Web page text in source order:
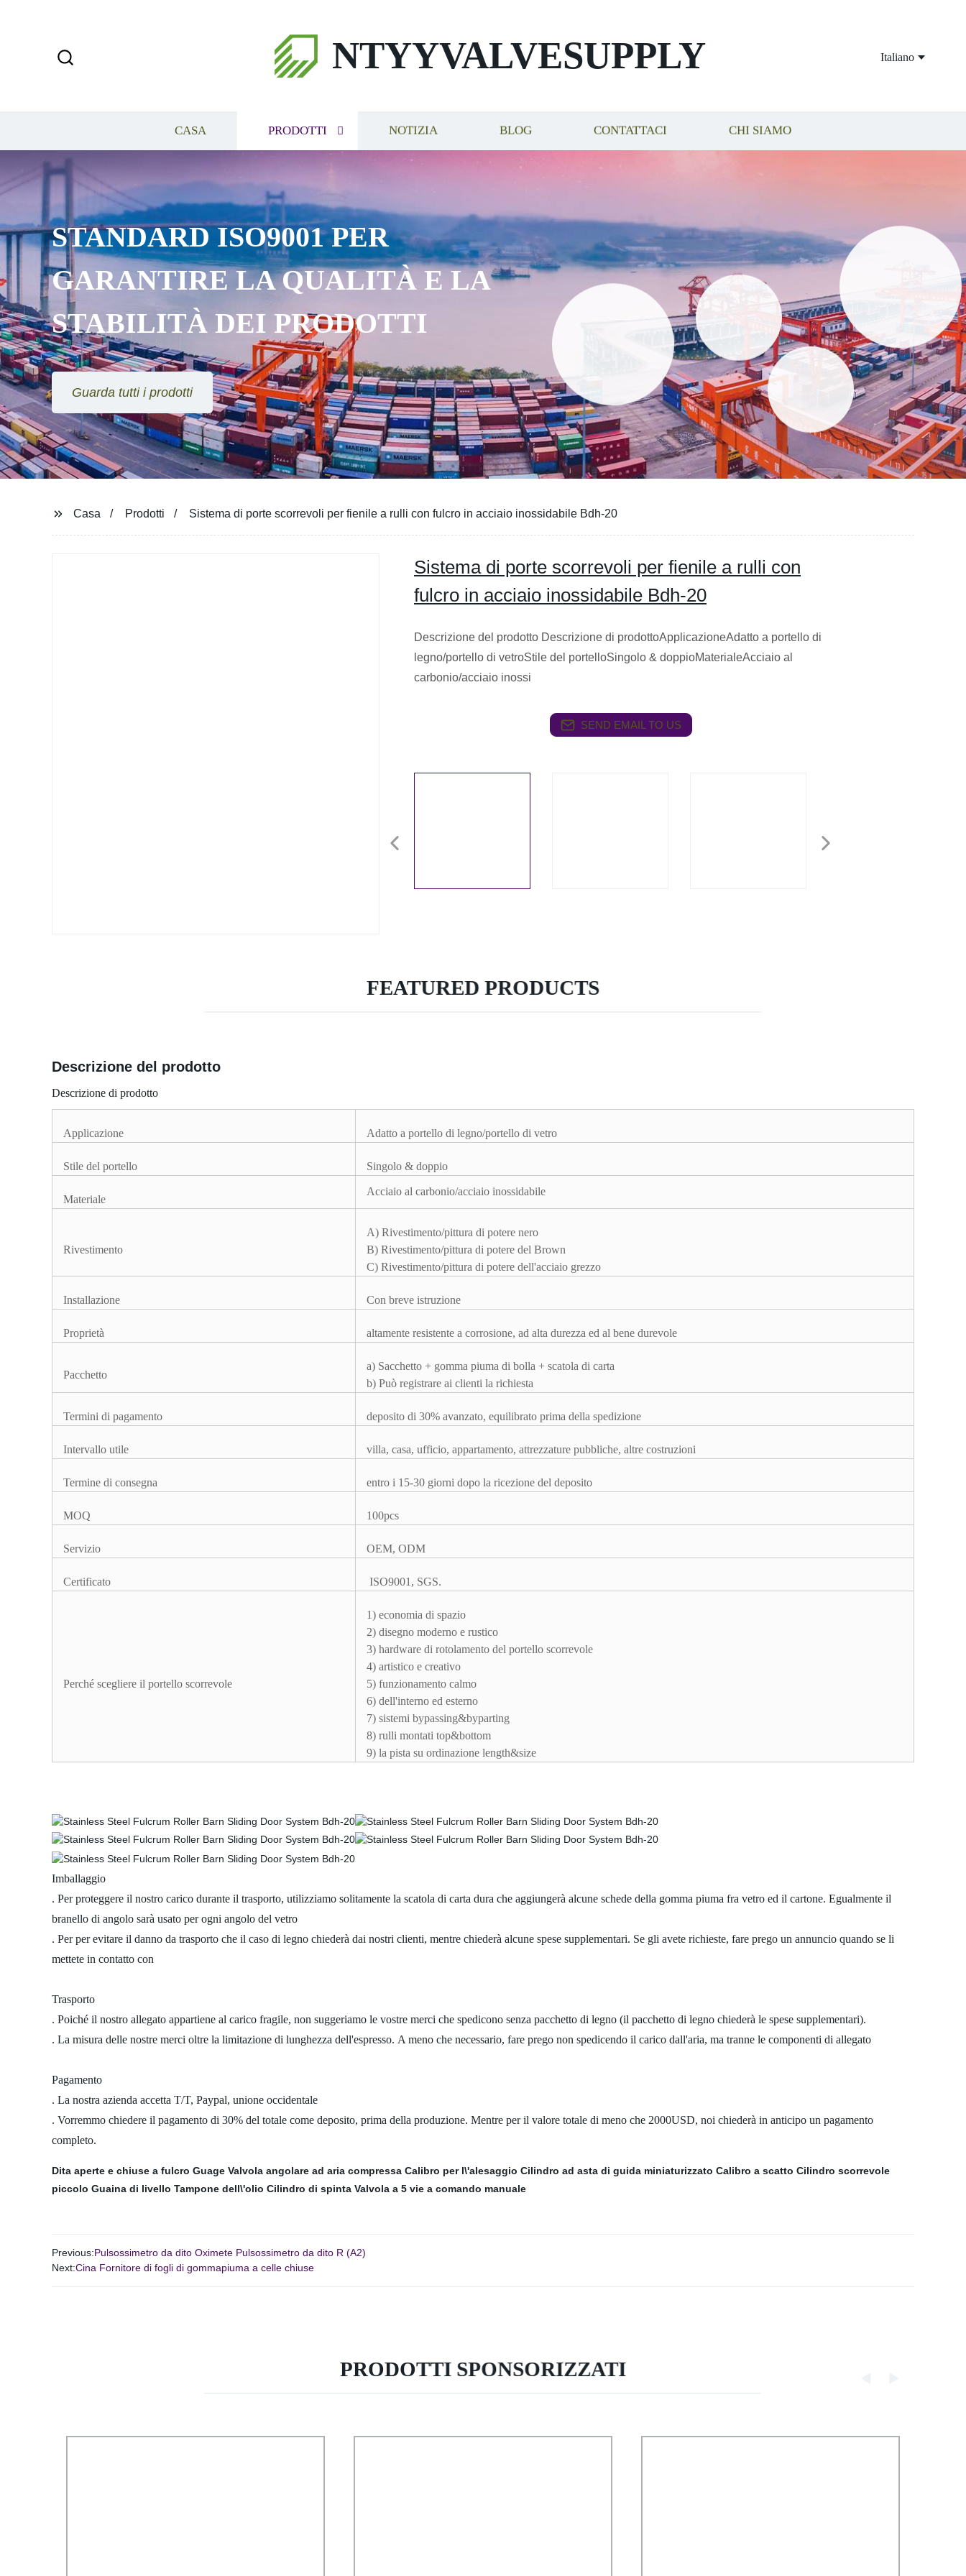
NTYYVALVESUPPLY Italiano
CASA PRODOTTI NOTIZIA BLOG CONTATTACI CHI SIAMO
STANDARD ISO9001 PER
GARANTIRE LA QUALITÀ E LA
STABILITÀ DEI PRODOTTI
Guarda tutti i prodotti
Casa Prodotti Sistema di porte scorrevoli per fienile a rulli con fulcro in acciaio inossidabile Bdh-20
Sistema di porte scorrevoli per fienile a rulli con
fulcro in acciaio inossidabile Bdh-20
Descrizione del prodotto Descrizione di prodottoApplicazioneAdatto a portello di
legno/portello di vetroStile del portelloSingolo & doppioMaterialeAcciaio al
carbonio/acciaio inossi
SEND EMAIL TO US
FEATURED PRODUCTS
Descrizione del prodotto
Descrizione di prodotto
Applicazione Adatto a portello di legno/portello di vetro
Stile del portello Singolo & doppio
Materiale
Acciaio al carbonio/acciaio inossidabile
Rivestimento
A) Rivestimento/pittura di potere nero
B) Rivestimento/pittura di potere del Brown
C) Rivestimento/pittura di potere dell'acciaio grezzo
Installazione Con breve istruzione
Proprietà altamente resistente a corrosione, ad alta durezza ed al bene durevole
Pacchetto
a) Sacchetto + gomma piuma di bolla + scatola di carta
b) Può registrare ai clienti la richiesta
Termini di pagamento deposito di 30% avanzato, equilibrato prima della spedizione
Intervallo utile villa, casa, ufficio, appartamento, attrezzature pubbliche, altre costruzioni
Termine di consegna entro i 15-30 giorni dopo la ricezione del deposito
MOQ 100pcs
Servizio OEM, ODM
Certificato ISO9001, SGS.
Perché scegliere il portello scorrevole
1) economia di spazio
2) disegno moderno e rustico
3) hardware di rotolamento del portello scorrevole
4) artistico e creativo
5) funzionamento calmo
6) dell'interno ed esterno
7) sistemi bypassing&byparting
8) rulli montati top&bottom
9) la pista su ordinazione length&size
Imballaggio
. Per proteggere il nostro carico durante il trasporto, utilizziamo solitamente la scatola di carta dura che aggiungerà alcune schede della gomma piuma fra vetro ed il cartone. Egualmente il
branello di angolo sarà usato per ogni angolo del vetro
. Per per evitare il danno da trasporto che il caso di legno chiederà dai nostri clienti, mentre chiederà alcune spese supplementari. Se gli avete richieste, fare prego un annuncio quando se li
mettete in contatto con
Trasporto
. Poiché il nostro allegato appartiene al carico fragile, non suggeriamo le vostre merci che spedicono senza pacchetto di legno (il pacchetto di legno chiederà le spese supplementari).
. La misura delle nostre merci oltre la limitazione di lunghezza dell'espresso. A meno che necessario, fare prego non spedicendo il carico dall'aria, ma tranne le componenti di allegato
Pagamento
. La nostra azienda accetta T/T, Paypal, unione occidentale
. Vorremmo chiedere il pagamento di 30% del totale come deposito, prima della produzione. Mentre per il valore totale di meno che 2000USD, noi chiederà in anticipo un pagamento
completo.
Dita aperte e chiuse a fulcro Guage Valvola angolare ad aria compressa Calibro per l\'alesaggio Cilindro ad asta di guida miniaturizzato Calibro a scatto Cilindro scorrevole
piccolo Guaina di livello Tampone dell\'olio Cilindro di spinta Valvola a 5 vie a comando manuale
Previous:Pulsossimetro da dito Oximete Pulsossimetro da dito R (A2)
Next:Cina Fornitore di fogli di gommapiuma a celle chiuse
PRODOTTI SPONSORIZZATI